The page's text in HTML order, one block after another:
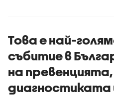
Това е най-
събитие в
на превенцията,
диагностиката